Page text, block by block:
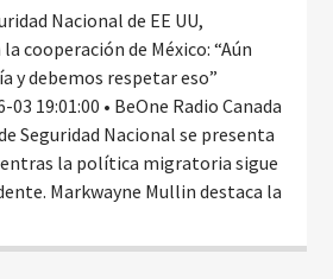
Nacional de EE UU,
cooperación de México: “Aún
y debemos respetar eso”
19:01:00 • BeOne Radio Canada
Seguridad Nacional se presenta
la política migratoria sigue
Markwayne Mullin destaca la